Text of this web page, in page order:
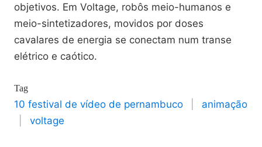
objetivos. Em Voltage, robôs meio-humanos e
meio-sintetizadores, movidos por doses
cavalares de energia se conectam num transe
elétrico e caótico.
Tag
10 festival de vídeo de pernambuco
animação
voltage